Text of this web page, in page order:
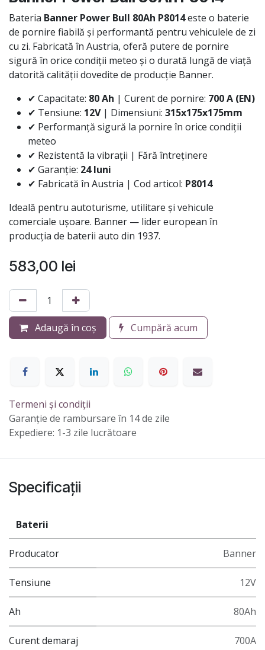
Bateria Banner Power Bull 80Ah P8014este o baterie
de pornire fiabilă și performantă pentru vehiculele de zi
cu zi. Fabricată în Austria, oferă putere de pornire
sigură în orice condiții meteo și o durată lungă de viață
datorită calității dovedite de producție Banner.
✔ Capacitate: 80 Ah | Curent de pornire: 700 A (EN)
✔ Tensiune: 12V| Dimensiuni: 315x175x175mm
✔ Performanță sigură la pornire în orice condiții
meteo
✔ Rezistentă la vibrații | Fără întreținere
✔ Garanție: 24 luni
✔ Fabricată în Austria | Cod articol: P8014
Ideală pentru autoturisme, utilitare și vehicule
comerciale ușoare. Banner — lider european în
producția de baterii auto din 1937.
583,00 lei
Adaugă în coș Cumpără acum
Termeni și condiții
Garanție de rambursare în 14 de zile
Expediere: 1-3 zile lucrătoare
Specificații
Baterii
Producator Banner
Tensiune 12V
Ah 80Ah
Curent demaraj 700A